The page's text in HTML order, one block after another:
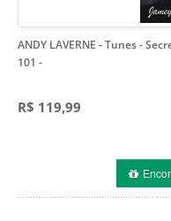
ANDY LAVERNE - Tunes -
101 -
R$ 119,99